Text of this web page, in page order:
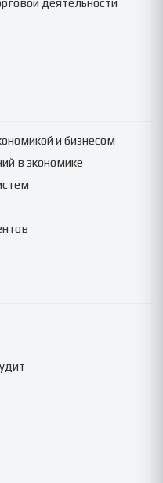
деятельности
и бизнесом
в экономике